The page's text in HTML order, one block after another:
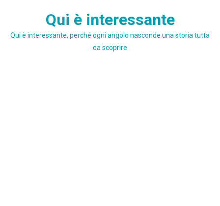
Qui è interessante
Qui è interessante, perché ogni angolo nasconde una storia tutta
da scoprire